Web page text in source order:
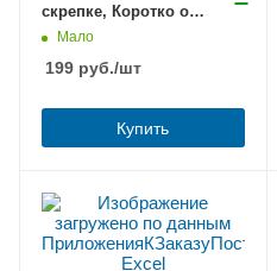
скрепке, Коротко о
материнстве
Мало
199 руб./шт
Купить